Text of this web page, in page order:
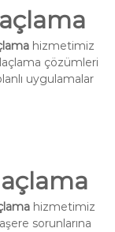
hizmetimiz
çözümleri
uygulamalar
hizmetimiz
sorunlarına